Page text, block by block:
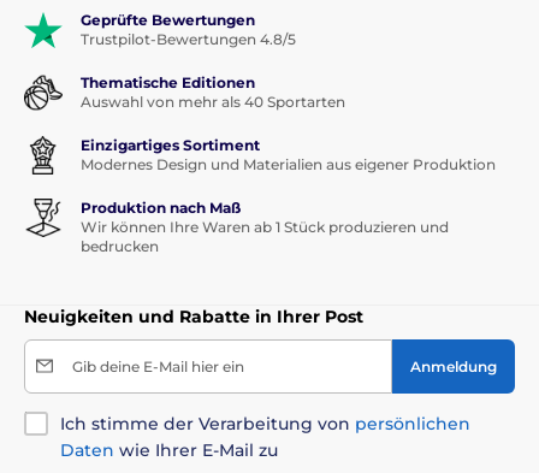
Geprüfte Bewertungen
Trustpilot-Bewertungen 4.8/5
Thematische Editionen
Auswahl von mehr als 40 Sportarten
Einzigartiges Sortiment
Modernes Design und Materialien aus eigener Produktion
Produktion nach Maß
Wir können Ihre Waren ab 1 Stück produzieren und
bedrucken
Neuigkeiten und Rabatte in Ihrer Post
Gib deine E-Mail hier ein Anmeldung
Ich stimme der Verarbeitung von persönlichen
Daten wie Ihrer E-Mail zu